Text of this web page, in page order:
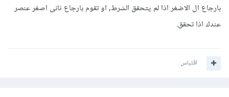
بارجاع ال الاضغر اذا لم يتحقق الشرط, او تقوم بارجاع ثانى اصغر عنصر
عندك اذا تحقق.
اقتباس